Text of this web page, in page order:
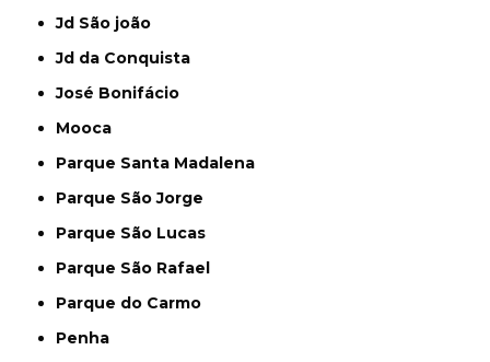
Jd São joão
Jd da Conquista
José Bonifácio
Mooca
Parque Santa Madalena
Parque São Jorge
Parque São Lucas
Parque São Rafael
Parque do Carmo
Penha